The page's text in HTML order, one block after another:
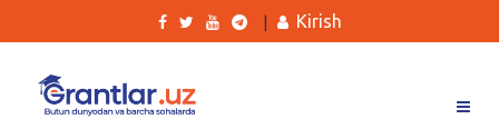
Kirish